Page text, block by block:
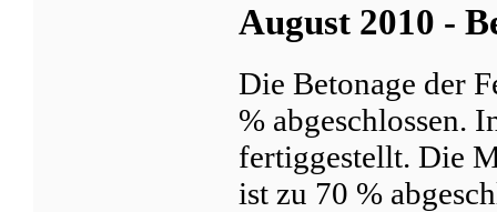
August 2010 -
Die Betonage der
% abgeschlossen.
fertiggestellt. Die
ist zu 70 %